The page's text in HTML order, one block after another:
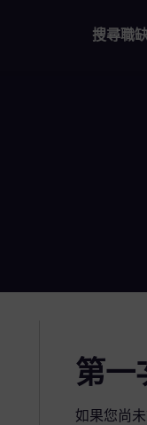
搜尋職
第一
如果您尚